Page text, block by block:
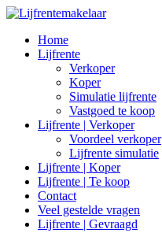
Home
Lijfrente
Verkoper
Koper
Simulatie lijfrente
Vastgoed te koop
Lijfrente | Verkoper
Voordeel verkoper
Lijfrente simulatie
Lijfrente | Koper
Lijfrente | Te koop
Contact
Veel gestelde vragen
Lijfrente | Gevraagd